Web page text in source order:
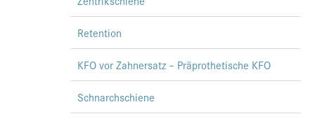
Retention
KFO vor Zahnersatz – Präprothetische KFO
Schnarchschiene